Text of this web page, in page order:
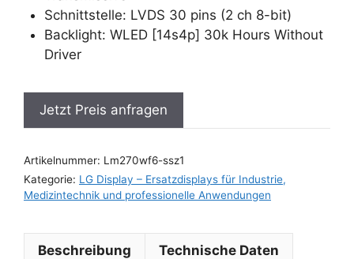
Schnittstelle: LVDS 30 pins (2 ch 8-bit)
Backlight: WLED [14s4p] 30k Hours Without
Driver
Jetzt Preis anfragen
Artikelnummer: Lm270wf6-ssz1
Kategorie: LG Display – Ersatzdisplays für Industrie,
Medizintechnik und professionelle Anwendungen
Beschreibung Technische Daten